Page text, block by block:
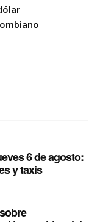
6 de agosto:
y taxis